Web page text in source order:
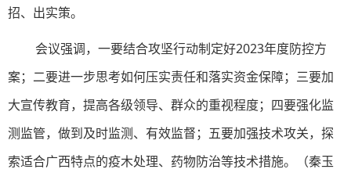
招、出实策。
会议强调，一要结合攻坚行动制定好2023年度防控方
案；二要进一步思考如何压实责任和落实资金保障；三要加
大宣传教育，提高各级领导、群众的重视程度；四要强化监
测监管，做到及时监测、有效监督；五要加强技术攻关，探
索适合广西特点的疫木处理、药物防治等技术措施。（秦玉